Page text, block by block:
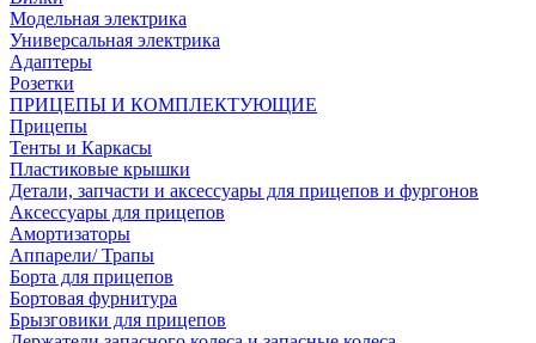
Модельная электрика
Универсальная электрика
Адаптеры
Розетки
ПРИЦЕПЫ И КОМПЛЕКТУЮЩИЕ
Прицепы
Тенты и Каркасы
Пластиковые крышки
Детали, запчасти и аксессуары для прицепов и фургонов
Аксессуары для прицепов
Амортизаторы
Аппарели/ Трапы
Борта для прицепов
Бортовая фурнитура
Брызговики для прицепов